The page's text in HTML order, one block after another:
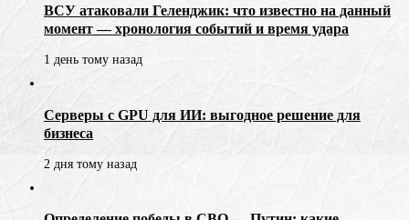
ВСУ атаковали Геленджик: что известно на данный
момент — хронология событий и время удара
1 день тому назад
Серверы с GPU для ИИ: выгодное решение для
бизнеса
2 дня тому назад